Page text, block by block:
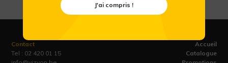
Accueil
Catalogue
Contact
Tel : 02 420 01 15
J'ai compris !